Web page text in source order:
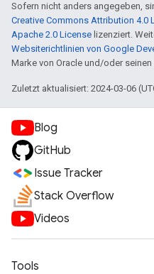
Sofern nicht anders angegeben,
Creative Commons Attribution 4.0
Apache 2.0 License lizenziert.
Websiterichtlinien von Google
Marke von Oracle und/oder seinen
Zuletzt aktualisiert: 2024-03-06
Blog
GitHub
Issue Tracker
Stack Overflow
Videos
Tools